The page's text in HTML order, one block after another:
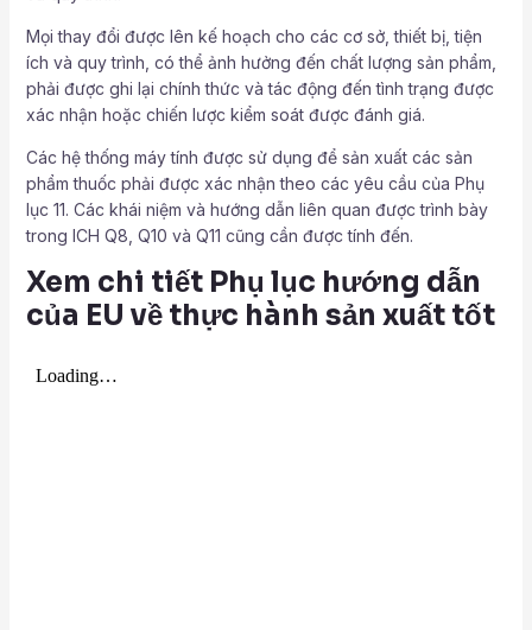
Mọi thay đổi được lên kế hoạch cho các cơ sở, thiết bị, tiện
ích và quy trình, có thể ảnh hưởng đến chất lượng sản phẩm,
phải được ghi lại chính thức và tác động đến tình trạng được
xác nhận hoặc chiến lược kiểm soát được đánh giá.
Các hệ thống máy tính được sử dụng để sản xuất các sản
phẩm thuốc phải được xác nhận theo các yêu cầu của Phụ
lục 11. Các khái niệm và hướng dẫn liên quan được trình bày
trong ICH Q8, Q10 và Q11 cũng cần được tính đến.
Xem chi tiết Phụ lục hướng dẫn
của EU về thực hành sản xuất tốt